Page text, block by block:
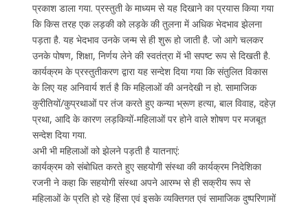
प्रकाश डाला गया. प्रस्तुती के माध्यम से यह दिखाने का प्रयास किया गया
कि किस तरह एक लड़की को लड़के की तुलना में अधिक भेदभाव झेलना
पड़ता है. यह भेदभाव उनके जन्म से ही शुरू हो जाती है. जो आगे चलकर
उनके पोषण, शिक्षा, निर्णय लेने की स्वतंत्रा में भी सपष्ट रूप से दिखती है.
कार्यक्रम के प्रस्तुतीकरण द्वारा यह सन्देश दिया गया कि संतुलित विकास
के लिए यह अनिवार्य शर्त है कि महिलाओं की अनदेखी न हो. सामाजिक
कुरीतियों/कुप्रथाओं पर तंज करते हुए कन्या भ्रूण हत्या, बाल विवाह, दहेज़
प्रथा, आदि के कारण लड़कियों-महिलाओं पर होने वाले शोषण पर मजबूत
सन्देश दिया गया.
अभी भी महिलाओं को झेलने पड़ती है यातनाएं:
कार्यक्रम को संबोधित करते हुए सहयोगी संस्था की कार्यक्रम निदेशिका
रजनी ने कहा कि सहयोगी संस्था अपने आरम्भ से ही सक्रीय रूप से
महिलाओं के प्रति हो रहे हिंसा एवं इसके व्यक्तिगत एवं सामाजिक दुष्परिणामों